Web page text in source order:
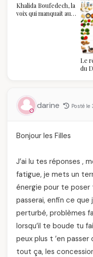
Khalida Boufedech, la
voix qui manquait au
Le
du
darine Posté le
Bonjour les Filles
J’ai lu tes réponses ,
fatigue, je mets un
énergie pour te poser
passerai, enfin ce
perturbé, problèmes
lorsqu’il te boude tu
peux plus t ’en
tout ça, les